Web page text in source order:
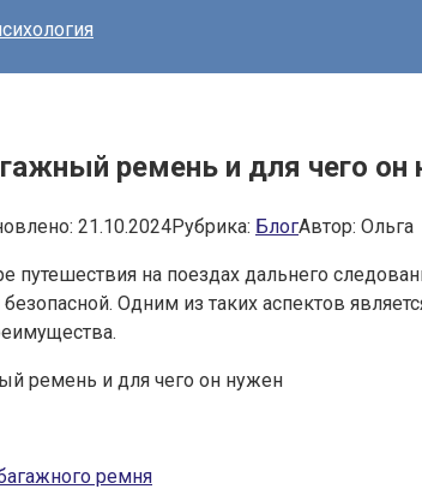
ремень и для чего он
21.10.2024Рубрика: БлогАвтор: Ольга
путешествия на поездах дальнего
Одним из таких аспектов
ремня